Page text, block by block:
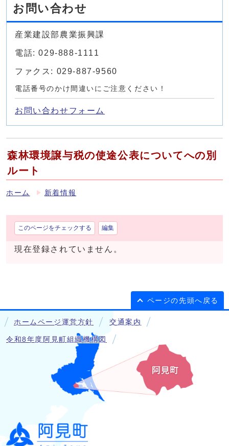
お問い合わせ
産業建設部農業振興課
電話: 029-888-1111
ファクス: 029-887-9560
電話番号のかけ間違いにご注意ください！
お問い合わせフォーム
森林環境譲与税の使途公表についてへの別
ルート
ホーム 新着情報
このページをチェックする 編集
現在登録されていません。
ページの先頭へ戻る
ホームページ運営方針 交通案内
令和8年度阿見町組織機構図